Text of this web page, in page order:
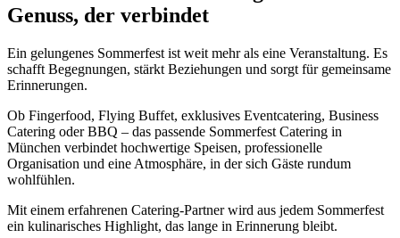
Genuss, der verbindet
Ein gelungenes Sommerfest ist weit mehr als eine Veranstaltung. Es
schafft Begegnungen, stärkt Beziehungen und sorgt für gemeinsame
Erinnerungen.
Ob Fingerfood, Flying Buffet, exklusives Eventcatering, Business
Catering oder BBQ – das passende Sommerfest Catering in
München verbindet hochwertige Speisen, professionelle
Organisation und eine Atmosphäre, in der sich Gäste rundum
wohlfühlen.
Mit einem erfahrenen Catering-Partner wird aus jedem Sommerfest
ein kulinarisches Highlight, das lange in Erinnerung bleibt.